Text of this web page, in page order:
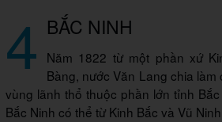
4 BẮC NINH
Năm 1822 từ một phần xứ
Bàng, nước Văn Lang chia làm
vùng lãnh thổ thuộc phần lớn tỉnh
Bắc Ninh có thể từ Kinh Bắc và Vũ